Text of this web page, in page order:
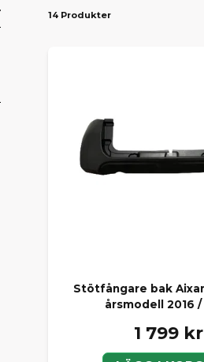
14 Produkter
Stötfångare bak
årsmodell 2016 /
1 799 kr